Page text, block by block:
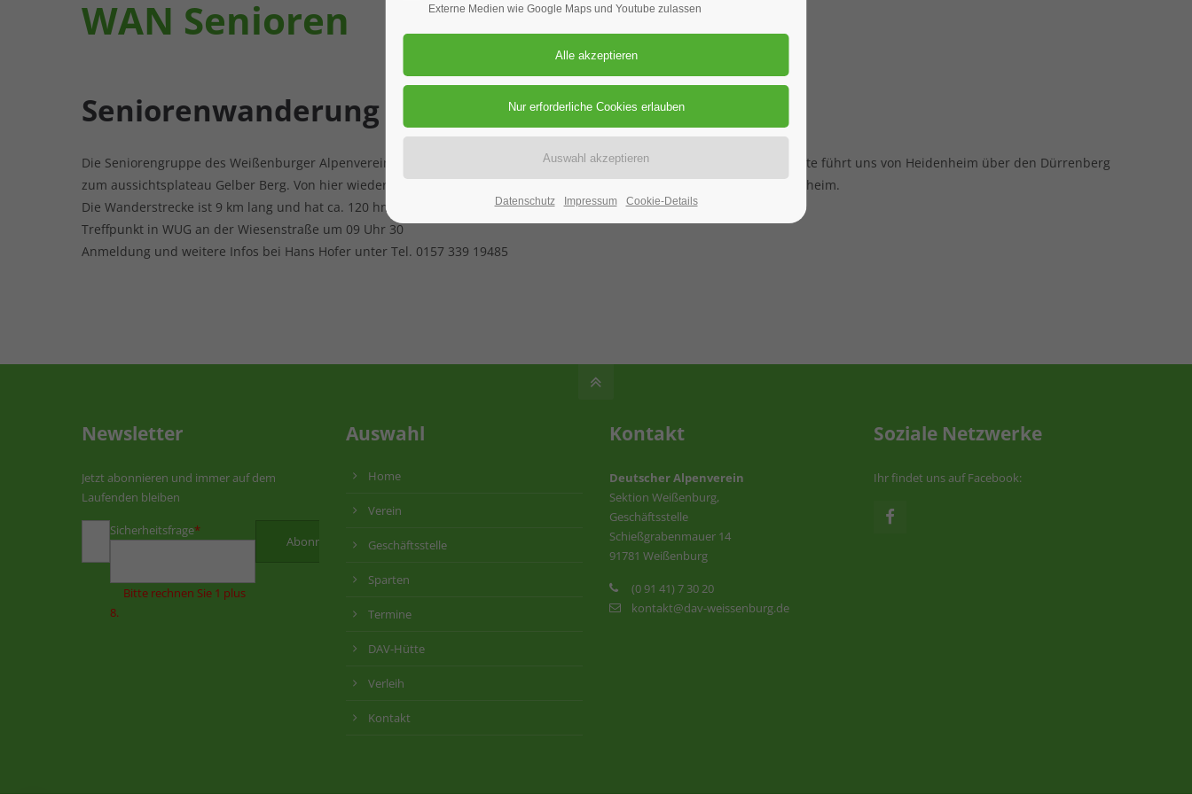
WAN Senioren
06.03.2025
ORT: IN WUG AN DER WIESENSTRASSE
Seniorenwanderung
Die Seniorengruppe des Weißenburger Alpenvereins wandert am Donnerstag 06. Februar in Heidenheim. Die Wanderroute führt uns von Heidenheim über den Dürrenberg
zum aussichtsplateau Gelber Berg. Von hier wieder zurück vorbei an der ehemaligen Hahnenkamm Kaserne nach Heidenheim.
Die Wanderstrecke ist 9 km lang und hat ca. 120 hm.
Treffpunkt in WUG an der Wiesenstraße um 09 Uhr 30
Anmeldung und weitere Infos bei Hans Hofer unter Tel. 0157 339 19485
Newsletter
Jetzt abonnieren und immer auf dem
Laufenden bleiben
Sicherheitsfrage*
Bitte rechnen Sie 1 plus
8.
Auswahl
Home
Verein
Geschäftsstelle
Sparten
Termine
DAV-Hütte
Verleih
Kontakt
Kontakt
Deutscher Alpenverein
Sektion Weißenburg,
Geschäftsstelle
Schießgrabenmauer 14
91781 Weißenburg
(0 91 41) 7 30 20
kontakt@dav-weissenburg.de
Soziale Netzwerke
Ihr findet uns auf Facebook:
Externe Medien wie Google Maps und Youtube zulassen
Datenschutz Impressum Cookie-Details